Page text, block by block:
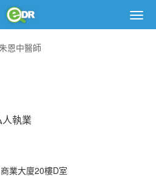
恩中醫師
執業
業大廈20樓D室